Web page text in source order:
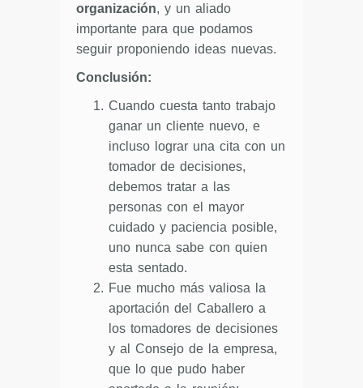
organización, y un aliado
importante para que podamos
seguir proponiendo ideas nuevas.
Conclusión:
Cuando cuesta tanto trabajo
ganar un cliente nuevo, e
incluso lograr una cita con un
tomador de decisiones,
debemos tratar a las
personas con el mayor
cuidado y paciencia posible,
uno nunca sabe con quien
esta sentado.
Fue mucho más valiosa la
aportación del Caballero a
los tomadores de decisiones
y al Consejo de la empresa,
que lo que pudo haber